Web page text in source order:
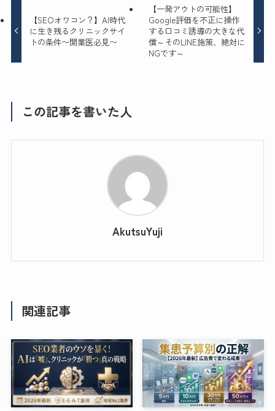
【SEOオワコン？】AI時代
に生き残るクリニックサイ
トの条件〜開業医必見〜
【一発アウトの可能性】
Google評価を不正に操作
する口コミ誘導の大きな代
償～そのLINE施策、絶対に
NGです～
この記事を書いた人
AkutsuYuji
関連記事